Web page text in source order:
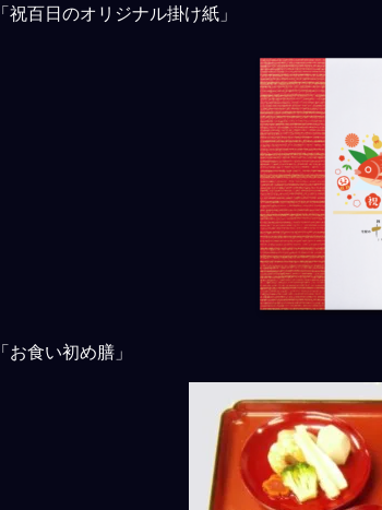
「祝百日のオリジナル掛け紙」
「お食い初め膳」